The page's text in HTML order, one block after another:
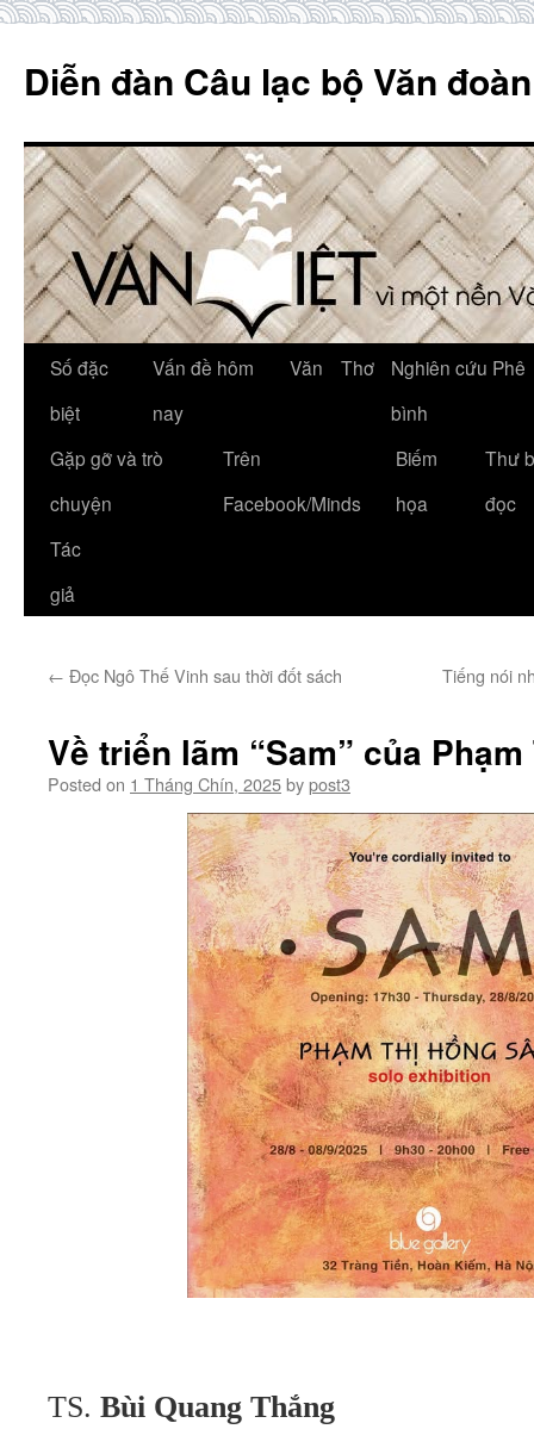
content
Diễn đàn Câu lạc bộ Văn
Số đặc
biệt
Vấn đề hôm
nay
Văn Thơ
Nghiên cứu Phê
bình
Gặp gỡ và trò
chuyện
Trên
Facebook/Minds
Biếm
họa
Thư
đọc
Tác
giả
← Đọc Ngô Thế Vinh sau thời đốt sách Tiếng nói
Về triển lãm “Sam” của
Posted on 1 Tháng Chín, 2025bypost3
TS. Bùi Quang Thắng